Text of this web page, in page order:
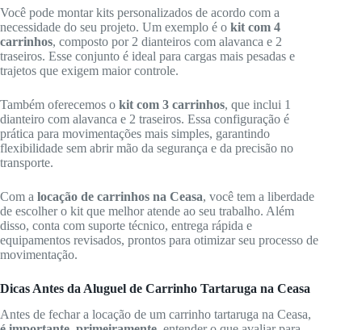
Você pode montar kits personalizados de acordo com a
necessidade do seu projeto. Um exemplo é o kit com 4
carrinhos, composto por 2 dianteiros com alavanca e 2
traseiros. Esse conjunto é ideal para cargas mais pesadas e
trajetos que exigem maior controle.
Também oferecemos o kit com 3 carrinhos, que inclui 1
dianteiro com alavanca e 2 traseiros. Essa configuração é
prática para movimentações mais simples, garantindo
flexibilidade sem abrir mão da segurança e da precisão no
transporte.
Com a locação de carrinhos na Ceasa, você tem a liberdade
de escolher o kit que melhor atende ao seu trabalho. Além
disso, conta com suporte técnico, entrega rápida e
equipamentos revisados, prontos para otimizar seu processo de
movimentação.
Dicas Antes da Aluguel de Carrinho Tartaruga na Ceasa
Antes de fechar a locação de um carrinho tartaruga na Ceasa,